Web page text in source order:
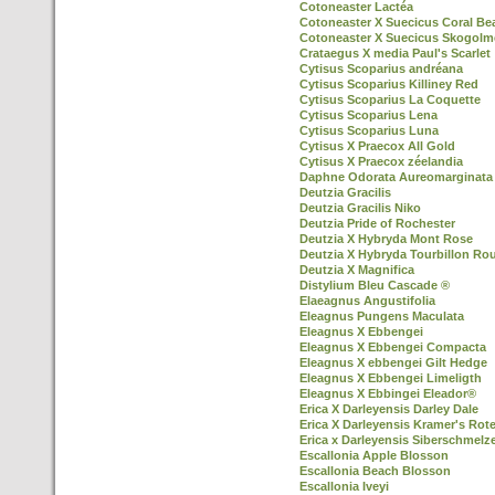
Cotoneaster Lactéa
Cotoneaster X Suecicus Coral
Cotoneaster X Suecicus
Crataegus X media Paul's Scarlet
Cytisus Scoparius andréana
Cytisus Scoparius Killiney Red
Cytisus Scoparius La Coquette
Cytisus Scoparius Lena
Cytisus Scoparius Luna
Cytisus X Praecox All Gold
Cytisus X Praecox zéelandia
Daphne Odorata Aureomarginata
Deutzia Gracilis
Deutzia Gracilis Niko
Deutzia Pride of Rochester
Deutzia X Hybryda Mont Rose
Deutzia X Hybryda Tourbillon
Deutzia X Magnifica
Distylium Bleu Cascade ®
Elaeagnus Angustifolia
Eleagnus Pungens Maculata
Eleagnus X Ebbengei
Eleagnus X Ebbengei Compacta
Eleagnus X ebbengei Gilt Hedge
Eleagnus X Ebbengei Limeligth
Eleagnus X Ebbingei Eleador®
Erica X Darleyensis Darley Dale
Erica X Darleyensis Kramer's Rote
Erica x Darleyensis
Escallonia Apple Blosson
Escallonia Beach Blosson
Escallonia Iveyi